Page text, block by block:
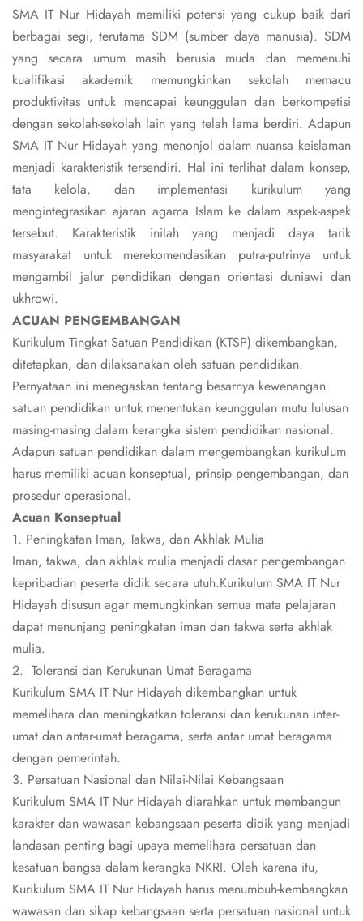
SMA IT Nur Hidayah memiliki potensi yang cukup baik dari
berbagai segi, terutama SDM (sumber daya manusia). SDM
yang secara umum masih berusia muda dan memenuhi
kualifikasi akademik memungkinkan sekolah memacu
produktivitas untuk mencapai keunggulan dan berkompetisi
dengan sekolah-sekolah lain yang telah lama berdiri. Adapun
SMA IT Nur Hidayah yang menonjol dalam nuansa keislaman
menjadi karakteristik tersendiri. Hal ini terlihat dalam konsep,
tata kelola, dan implementasi kurikulum yang
mengintegrasikan ajaran agama Islam ke dalam aspek-aspek
tersebut. Karakteristik inilah yang menjadi daya tarik
masyarakat untuk merekomendasikan putra-putrinya untuk
mengambil jalur pendidikan dengan orientasi duniawi dan
ukhrowi.
ACUAN PENGEMBANGAN
Kurikulum Tingkat Satuan Pendidikan (KTSP) dikembangkan,
ditetapkan, dan dilaksanakan oleh satuan pendidikan.
Pernyataan ini menegaskan tentang besarnya kewenangan
satuan pendidikan untuk menentukan keunggulan mutu lulusan
masing-masing dalam kerangka sistem pendidikan nasional.
Adapun satuan pendidikan dalam mengembangkan kurikulum
harus memiliki acuan konseptual, prinsip pengembangan, dan
prosedur operasional.
Acuan Konseptual
1. Peningkatan Iman, Takwa, dan Akhlak Mulia
Iman, takwa, dan akhlak mulia menjadi dasar pengembangan
kepribadian peserta didik secara utuh.Kurikulum SMA IT Nur
Hidayah disusun agar memungkinkan semua mata pelajaran
dapat menunjang peningkatan iman dan takwa serta akhlak
mulia.
2. Toleransi dan Kerukunan Umat Beragama
Kurikulum SMA IT Nur Hidayah dikembangkan untuk
memelihara dan meningkatkan toleransi dan kerukunan inter-
umat dan antar-umat beragama, serta antar umat beragama
dengan pemerintah.
3. Persatuan Nasional dan Nilai-Nilai Kebangsaan
Kurikulum SMA IT Nur Hidayah diarahkan untuk membangun
karakter dan wawasan kebangsaan peserta didik yang menjadi
landasan penting bagi upaya memelihara persatuan dan
kesatuan bangsa dalam kerangka NKRI. Oleh karena itu,
Kurikulum SMA IT Nur Hidayah harus menumbuh-kembangkan
wawasan dan sikap kebangsaan serta persatuan nasional untuk